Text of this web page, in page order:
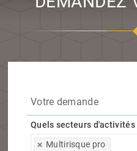
Votre demande
Quels secteurs
Multirisque pro
Quels secteurs d'activités